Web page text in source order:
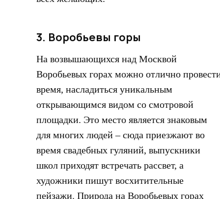
3. Воробьевы горы
На возвышающихся над Москвой
Воробьевых горах можно отлично
время, насладиться уникальным
открывающимся видом со смотровой
площадки. Это место является знаковым
для многих людей – сюда приезжают во
время свадебных гуляний, выпускники
школ приходят встречать рассвет, а
художники пишут восхитительные
пейзажи. Природа на Воробьевых горах